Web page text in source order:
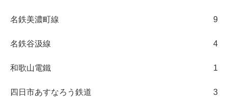
名鉄美濃町線 9
名鉄谷汲線 4
和歌山電鐵 1
四日市あすなろう鉄道 3